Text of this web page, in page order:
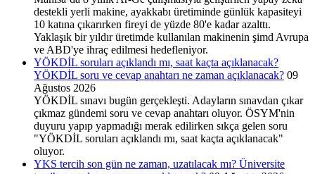
destekli yerli makine, ayakkabı üretiminde günlük kapasiteyi
10 katına çıkarırken fireyi de yüzde 80'e kadar azalttı.
Yaklaşık bir yıldır üretimde kullanılan makinenin şimd Avrupa
ve ABD'ye ihraç edilmesi hedefleniyor.
YÖKDİL soruları açıklandı mı, saat kaçta açıklanacak?
YÖKDİL soru ve cevap anahtarı ne zaman açıklanacak? 09
Ağustos 2026
YÖKDİL sınavı bugün gerçekleşti. Adayların sınavdan çıkar
çıkmaz gündemi soru ve cevap anahtarı oluyor. ÖSYM'nin
duyuru yapıp yapmadığı merak edilirken sıkça gelen soru
"YÖKDİL soruları açıklandı mı, saat kaçta açıklanacak"
oluyor.
YKS tercih son gün ne zaman, uzatılacak mı? Üniversite